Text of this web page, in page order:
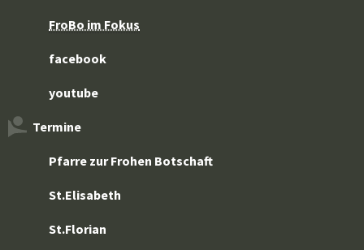
FroBo im Fokus
facebook
youtube
Termine
Pfarre zur Frohen Botschaft
St.Elisabeth
St.Florian